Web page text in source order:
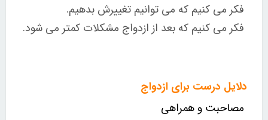
فکر می کنیم که می توانیم تغییرش بدهیم.
فکر می کنیم که بعد از ازدواج مشکلات کمتر می شود.
دلایل درست برای ازدواج
مصاحبت و همراهی